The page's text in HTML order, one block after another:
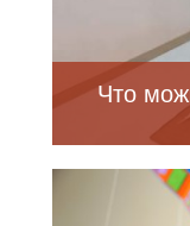
Что